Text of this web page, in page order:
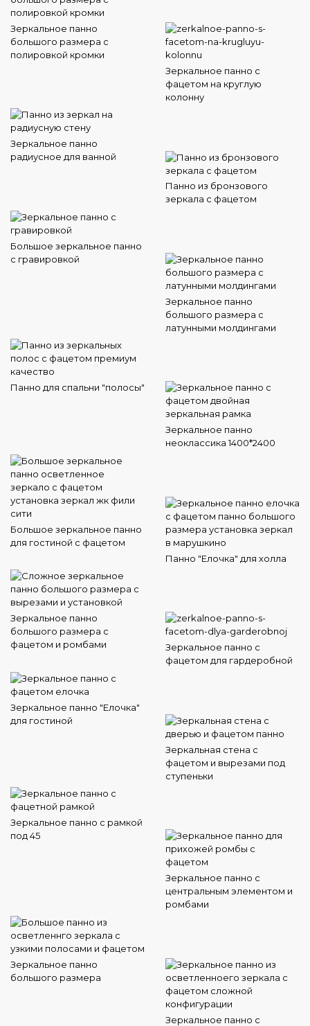
Зеркальное панно
большого размера с
полировкой кромки
Зеркальное панно с
фацетом на круглую
колонну
Зеркальное панно
радиусное для ванной
Панно из бронзового
зеркала с фацетом
Большое зеркальное панно
с гравировкой
Зеркальное панно
большого размера с
латунными молдингами
Панно для спальни "полосы"
Зеркальное панно
неоклассика 1400*2400
Большое зеркальное панно
для гостиной с фацетом
Панно "Елочка" для холла
Зеркальное панно
большого размера с
фацетом и ромбами
Зеркальное панно с
фацетом для гардеробной
Зеркальное панно "Елочка"
для гостиной
Зеркальная стена с
фацетом и вырезами под
ступеньки
Зеркальное панно с рамкой
под 45
Зеркальное панно с
центральным элементом и
ромбами
Зеркальное панно
большого размера
Зеркальное панно с